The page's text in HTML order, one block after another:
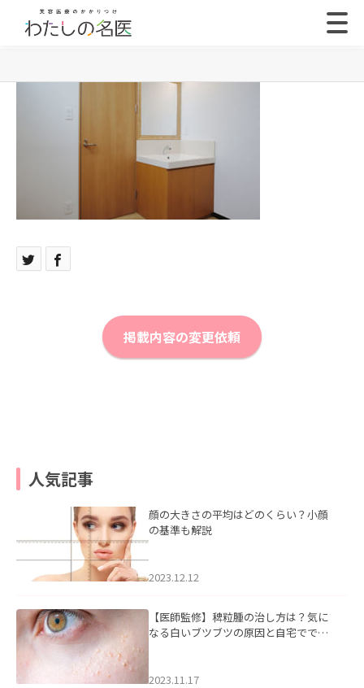
掲載内容の変更依頼
人気記事
顔の大きさの平均はどのくらい？小顔
の基準も解説
2023.12.12
【医師監修】稗粒腫の治し方は？気に
なる白いブツブツの原因と自宅ででき
2023.11.17